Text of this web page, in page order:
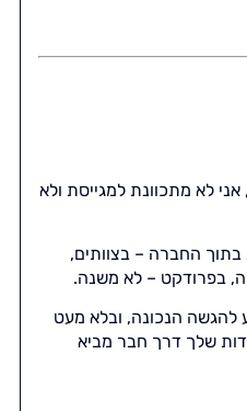
לא מתכוונת למגייסת ולא
בתוך החברה – בצוותים,
להגשה הנכונה, ובלא מעט
שלך דרך חבר מביא